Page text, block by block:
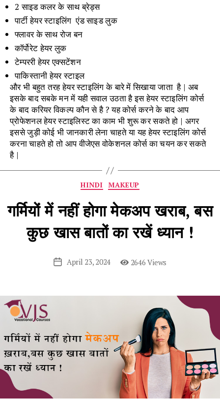
2 साइड कलर के साथ ब्रेड्स
पार्टी हेयर स्टाइलिंग एंड साइड लुक
फ्लावर के साथ रोज बन
कॉर्पोरेट हेयर लुक
टेम्पररी हेयर एक्सटेंशन
पाकिस्तानी हेयर स्टाइल
और भी बहुत तरह हेयर स्टाइलिंग के बारे में सिखाया जाता है | अब
इसके बाद सबके मन में यही सवाल उठता है इस हेयर स्टाइलिंग कोर्स
के बाद करियर विकल्प कौन से है ? यह कोर्स करने के बाद आप
प्रोफेशनल हेयर स्टाइलिस्ट का काम भी शुरू कर सकते हो | अगर
इससे जुड़ी कोई भी जानकारी लेना चाहते या यह हेयर स्टाइलिंग कोर्स
करना चाहते हो तो आप वीजेएस वोकेशनल कोर्स का चयन कर सकते
है |
Categories
HINDI MAKEUP
गर्मियों में नहीं होगा मेकअप खराब, बस
कुछ खास बातों का रखें ध्यान !
PostApril 23, 2024 2646 Views